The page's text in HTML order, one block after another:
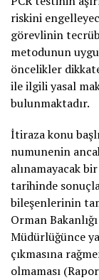
riskini
görevlinin
metodunun
öncelikler
ile ilgili yasal
bulunmaktadır.
İtiraza konu
numunenin
alınamayacak
tarihinde
bileşenlerinin
Orman
Müdürlüğünce
çıkmasına
olmaması